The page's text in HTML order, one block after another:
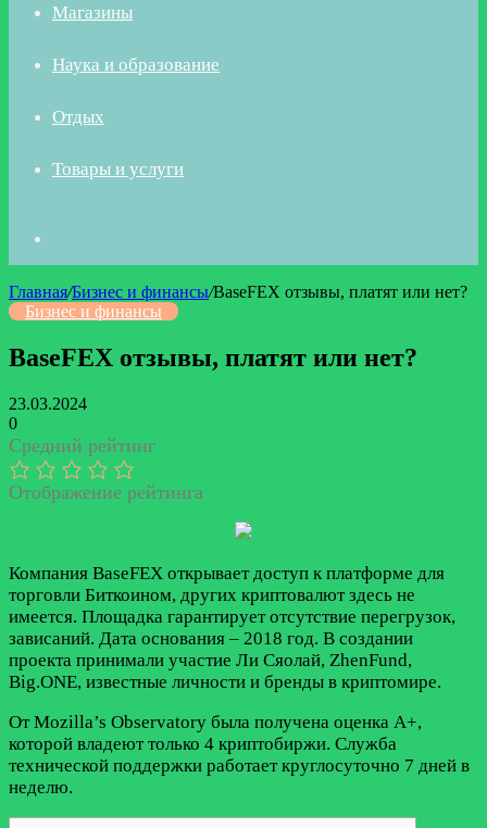
Магазины
Наука и образование
Отдых
Товары и услуги
Главная/Бизнес и финансы/BaseFEX отзывы, платят или нет?
Бизнес и финансы
BaseFEX отзывы, платят или нет?
23.03.2024
0
Средний рейтинг
Отображение рейтинга
Компания BaseFEX открывает доступ к платформе для
торговли Биткоином, других криптовалют здесь не
имеется. Площадка гарантирует отсутствие перегрузок,
зависаний. Дата основания – 2018 год. В создании
проекта принимали участие Ли Сяолай, ZhenFund,
Big.ONE, известные личности и бренды в криптомире.
От Mozilla’s Observatory была получена оценка A+,
которой владеют только 4 криптобиржи. Служба
технической поддержки работает круглосуточно 7 дней в
неделю.